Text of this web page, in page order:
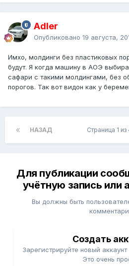
Adler
Опубликовано 19 августа,
Имхо, молдинги без пластиковых
будут. Я когда машину в АОЭ
сафари с такими молдингами, без
порогов. Так вот видон как у
НАЗАД Страница 1 из
Для публикации
учётную запись или
Вы должны быть
Создать
Зарегистрируйте новый
Это очень